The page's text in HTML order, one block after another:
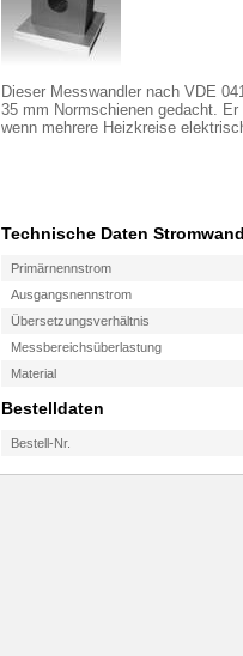
Dieser Messwandler nach VDE
35 mm Normschienen gedacht.
wenn mehrere Heizkreise
Technische Daten
Primärnennstrom
Ausgangsnennstrom
Übersetzungsverhältnis
Messbereichsüberlastung
Material
Bestelldaten
Bestell-Nr.